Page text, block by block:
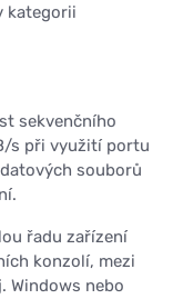
kategorii
sekvenčního
s při využití portu
souborů
řadu zařízení
konzolí, mezi
Windows nebo